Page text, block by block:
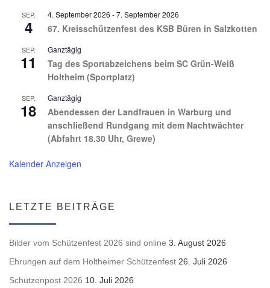
SEP.
4
4. September 2026 -7. September 2026
67. Kreisschützenfest des KSB Büren in Salzkotten
SEP.
11
Ganztägig
Tag des Sportabzeichens beim SC Grün-Weiß
Holtheim (Sportplatz)
SEP.
18
Ganztägig
Abendessen der Landfrauen in Warburg und
anschließend Rundgang mit dem Nachtwächter
(Abfahrt 18.30 Uhr, Grewe)
Kalender Anzeigen
LETZTE BEITRÄGE
Bilder vom Schützenfest 2026 sind online 3. August 2026
Ehrungen auf dem Holtheimer Schützenfest 26. Juli 2026
Schützenpost 2026 10. Juli 2026